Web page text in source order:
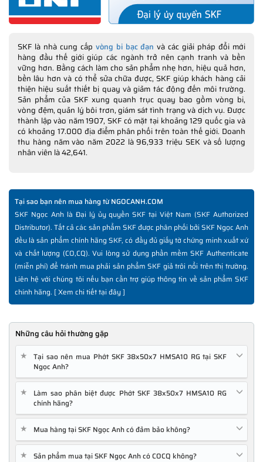
SKF là nhà cung cấp vòng bi bạc đạn và các giải pháp đổi mới
hàng đầu thế giới giúp các ngành trở nên cạnh tranh và bền
vững hơn. Bằng cách làm cho sản phẩm nhẹ hơn, hiệu quả hơn,
bền lâu hơn và có thể sửa chữa được, SKF giúp khách hàng cải
thiện hiệu suất thiết bị quay và giảm tác động đến môi trường.
Sản phẩm của SKF xung quanh trục quay bao gồm vòng bi,
vòng đệm, quản lý bôi trơn, giám sát tình trạng và dịch vụ. Được
thành lập vào năm 1907, SKF có mặt tại khoảng 129 quốc gia và
có khoảng 17.000 địa điểm phân phối trên toàn thế giới. Doanh
thu hàng năm vào năm 2022 là 96,933 triệu SEK và số lượng
nhân viên là 42,641.
Tại sao bạn nên mua hàng từ NGOCANH.COM
SKF Ngọc Anh là Đại lý ủy quyền SKF tại Việt Nam (SKF Authorized
Distributor). Tất cả các sản phẩm SKF được phân phối bởi SKF Ngọc Anh
đều là sản phẩm chính hãng SKF, có đầy đủ giấy tờ chứng minh xuất xứ
và chất lượng (CO,CQ). Vui lòng sử dụng phần mềm SKF Authenticate
(miễn phí) để tránh mua phải sản phẩm SKF giả trôi nổi trên thị trường.
Liên hệ với chúng tôi nếu bạn cần trợ giúp thông tin về sản phẩm SKF
chính hãng. [Xem chi tiết tại đây]
Những câu hỏi thường gặp
★
Tại sao nên mua Phớt SKF 38x50x7 HMSA10 RG tại SKF
Ngọc Anh?
★
Làm sao phân biệt được Phớt SKF 38x50x7 HMSA10 RG
chính hãng?
★ Mua hàng tại SKF Ngọc Anh có đảm bảo không?
★ Sản phẩm mua tại SKF Ngọc Anh có COCQ không?